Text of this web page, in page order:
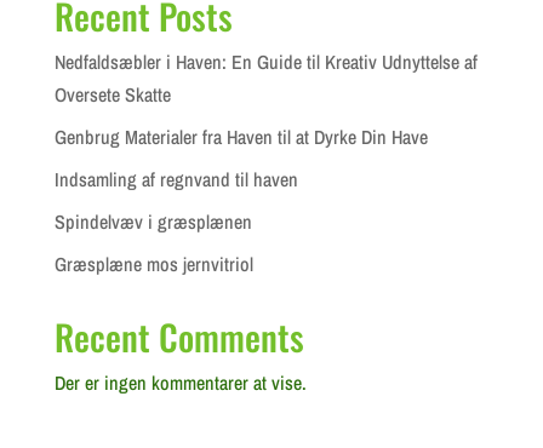
Recent Posts
Nedfaldsæbler i Haven: En Guide til Kreativ Udnyttelse af
Oversete Skatte
Genbrug Materialer fra Haven til at Dyrke Din Have
Indsamling af regnvand til haven
Spindelvæv i græsplænen
Græsplæne mos jernvitriol
Recent Comments
Der er ingen kommentarer at vise.